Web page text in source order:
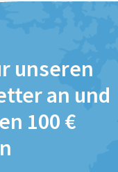
unseren
an und
100 €